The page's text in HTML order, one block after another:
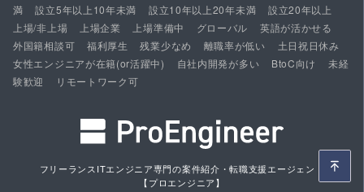
満
設立5年以上10年未満 設立10年以上20年未満
設立20年以上
上場/非上場
上場企業 上場準備中 グローバル
英語が活かせる
外国籍相談可
福利厚生 残業少なめ 離職率が低い
土日祝日休み
女性エンジニアが在籍(or活躍中)
自社内開発が多い BtoC向け
未経
験歓迎
リモートワーク可
フリーランスITエンジニア専門の案件紹介・転職支援エージェント
【プロエンジニア】